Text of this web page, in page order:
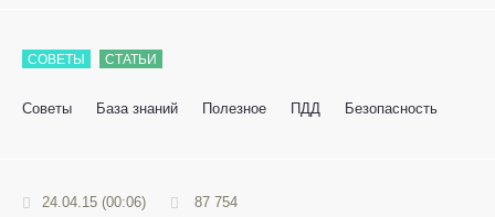
СОВЕТЫ СТАТЬИ
Советы База знаний Полезное ПДД Безопасность
24.04.15 (00:06) 87 754